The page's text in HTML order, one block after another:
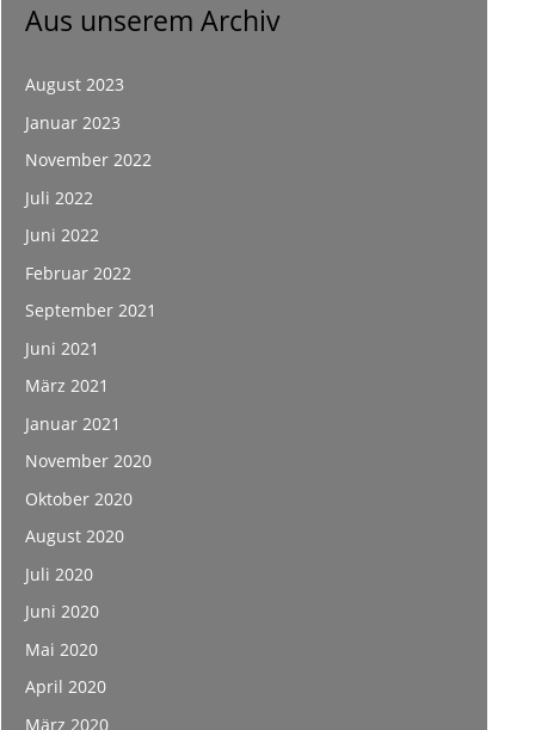
Aus unserem Archiv
August 2023
Januar 2023
November 2022
Juli 2022
Juni 2022
Februar 2022
September 2021
Juni 2021
März 2021
Januar 2021
November 2020
Oktober 2020
August 2020
Juli 2020
Juni 2020
Mai 2020
April 2020
März 2020